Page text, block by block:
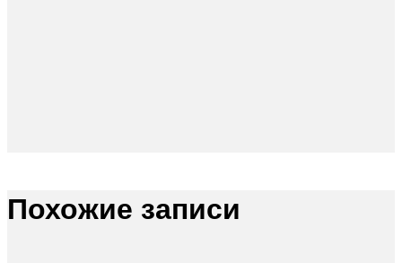
Похожие записи